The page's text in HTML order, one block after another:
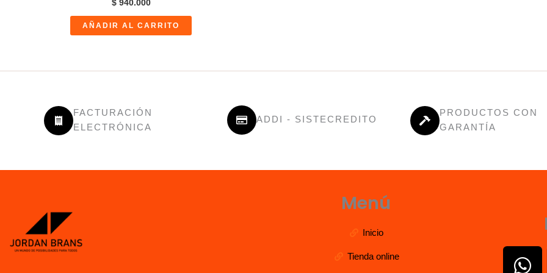
$940.000
AÑADIR AL CARRITO
FACTURACIÓN
ELECTRÓNICA
ADDI - SISTECREDITO
PRODUCTOS CON
GARANTÍA
Menú
Inicio
Tienda online
W